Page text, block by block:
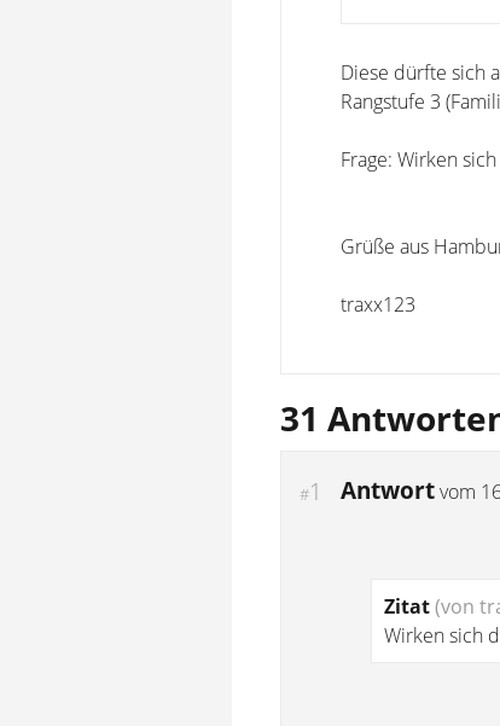
Diese dürfte sich
Rangstufe 3
Frage: Wirken
Grüße aus
traxx123
31
#1 Antwortvom
Zitat(von
Wirken sich